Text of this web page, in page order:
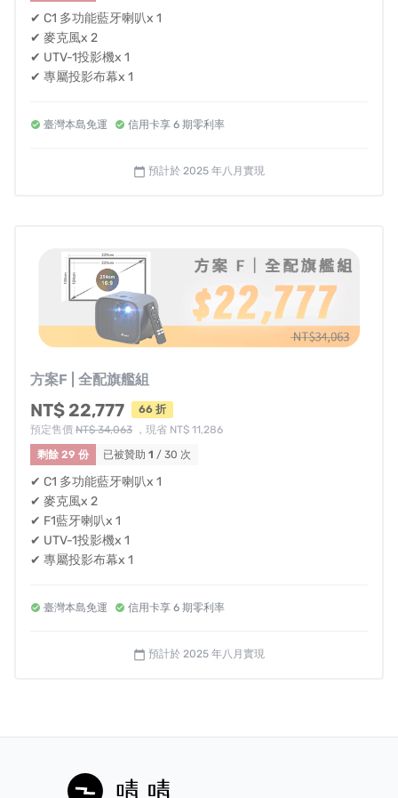
欲退換貨者，請透過 客服信箱
    1.姓名
    2.電話
    3.E-mail
客服時間:
周一~周五 09:00~18:00
營業人登記資訊
營業人名稱：聿鑫有限公司
統一編號：27470433
BSMI 登錄字號：R41291
NCC 型式認證號碼：CCAJ24LPAJL0T0
對計畫還有其他疑問嗎？請見
認為此專案有違規或不適合嘖嘖使用者的地方嗎？請
✔ C1 多功能藍牙喇叭x 1
✔ 麥克風x 2
✔ UTV-1投影機x 1
✔ 專屬投影布幕x 1
臺灣本島免運 信用卡享 6 期零利率
calendar_today 預計於 2025 年八月實現
方案F | 全配旗艦組
NT$ 22,777
66 折
預定售價 NT$ 34,063 ，現省 NT$ 11,286
剩餘 29 份
已被贊助 1 / 30 次
✔ C1 多功能藍牙喇叭x 1
✔ 麥克風x 2
✔ F1藍牙喇叭x 1
✔ UTV-1投影機x 1
✔ 專屬投影布幕x 1
臺灣本島免運 信用卡享 6 期零利率
calendar_today 預計於 2025 年八月實現